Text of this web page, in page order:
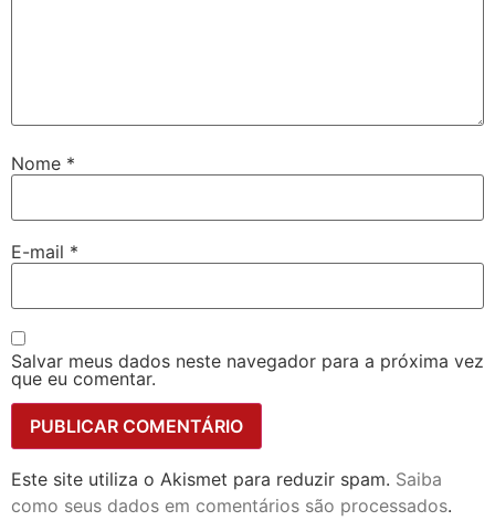
Nome *
E-mail *
Salvar meus dados neste navegador para a próxima vez
que eu comentar.
Este site utiliza o Akismet para reduzir spam. Saiba
como seus dados em comentários são processados.